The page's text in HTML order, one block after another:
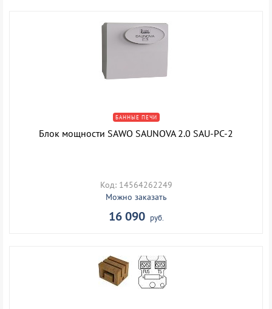
БАННЫЕ ПЕЧИ
Блок мощности SAWO SAUNOVA 2.0 SAU-PC-2
Код: 14564262249
Можно заказать
16 090 руб.